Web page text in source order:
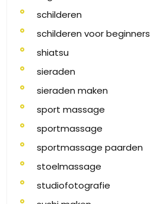
schilderen
schilderen voor beginners
shiatsu
sieraden
sieraden maken
sport massage
sportmassage
sportmassage paarden
stoelmassage
studiofotografie